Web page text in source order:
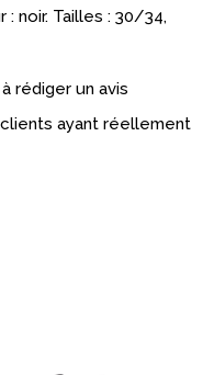
: noir. Tailles : 30/34,
rédiger un avis
ayant réellement